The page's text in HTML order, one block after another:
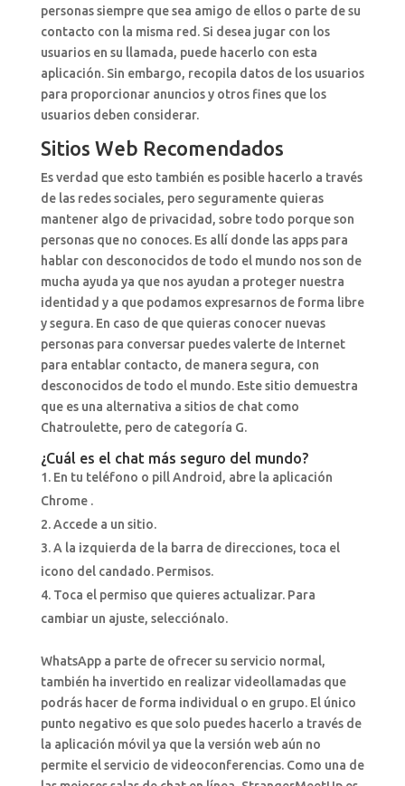
personas siempre que sea amigo de ellos o parte de su
contacto con la misma red. Si desea jugar con los
usuarios en su llamada, puede hacerlo con esta
aplicación. Sin embargo, recopila datos de los usuarios
para proporcionar anuncios y otros fines que los
usuarios deben considerar.
Sitios Web Recomendados
Es verdad que esto también es posible hacerlo a través
de las redes sociales, pero seguramente quieras
mantener algo de privacidad, sobre todo porque son
personas que no conoces. Es allí donde las apps para
hablar con desconocidos de todo el mundo nos son de
mucha ayuda ya que nos ayudan a proteger nuestra
identidad y a que podamos expresarnos de forma libre
y segura. En caso de que quieras conocer nuevas
personas para conversar puedes valerte de Internet
para entablar contacto, de manera segura, con
desconocidos de todo el mundo. Este sitio demuestra
que es una alternativa a sitios de chat como
Chatroulette, pero de categoría G.
¿Cuál es el chat más seguro del mundo?
En tu teléfono o pill Android, abre la aplicación
Chrome .
Accede a un sitio.
A la izquierda de la barra de direcciones, toca el
icono del candado. Permisos.
Toca el permiso que quieres actualizar. Para
cambiar un ajuste, selecciónalo.
WhatsApp a parte de ofrecer su servicio normal,
también ha invertido en realizar videollamadas que
podrás hacer de forma individual o en grupo. El único
punto negativo es que solo puedes hacerlo a través de
la aplicación móvil ya que la versión web aún no
permite el servicio de videoconferencias. Como una de